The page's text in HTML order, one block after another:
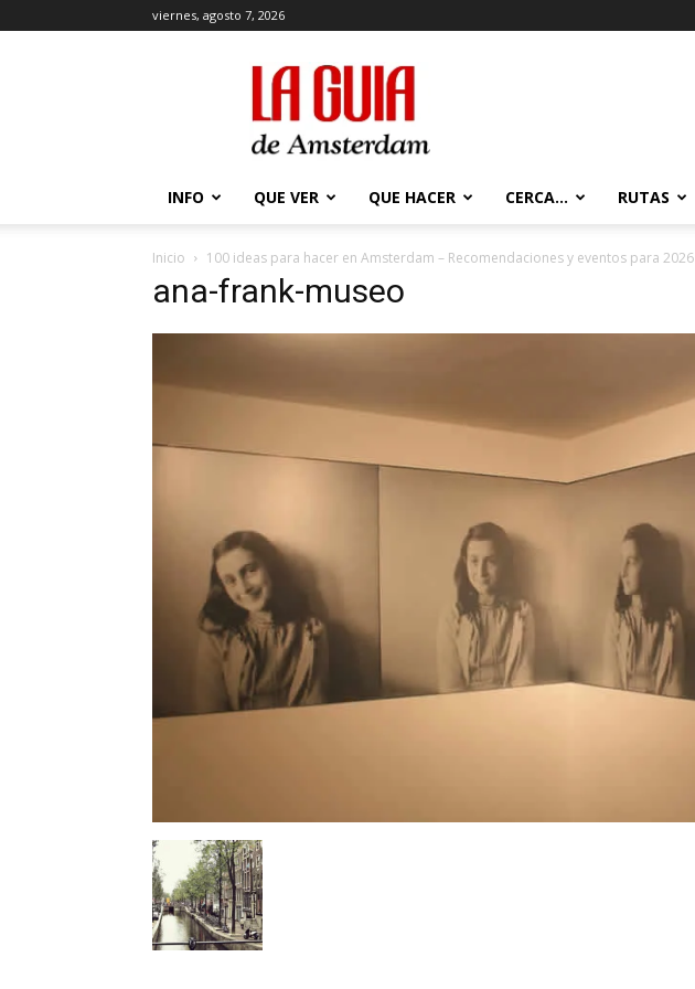
viernes, agosto 7, 2026
La
Guía
de
Amsterdam
INFO QUE VER QUE HACER CERCA… RUTAS
Inicio 100 ideas para hacer en Amsterdam – Recomendaciones y eventos para 2026
ana-frank-museo